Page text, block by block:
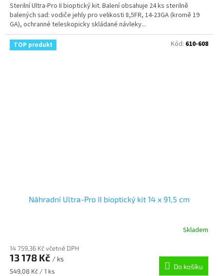
Sterilní Ultra-Pro II bioptický kit. Balení obsahuje 24 ks sterilně
balených sad: vodiče jehly pro velikosti 8,5FR, 14-23GA (kromě 19
GA), ochranné teleskopicky skládané návleky...
TOP produkt
Náhradní Ultra-Pro II bioptický kit 14 x 91,5 cm
Skladem
14 759,36 Kč včetně DPH
13 178 Kč / ks
Měrná
549,08 Kč / 1 ks
Do košíku
Kód: 610-608